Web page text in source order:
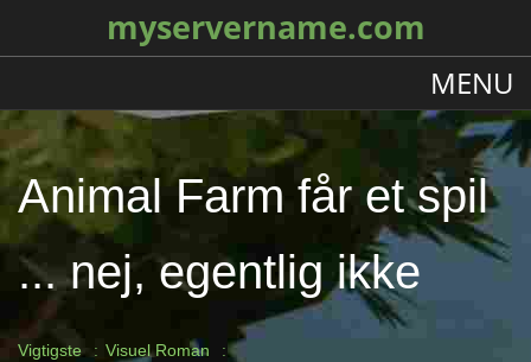
myservername.com
MENU
Animal Farm får et spil
... nej, egentlig ikke
Vigtigste
Visuel Roman